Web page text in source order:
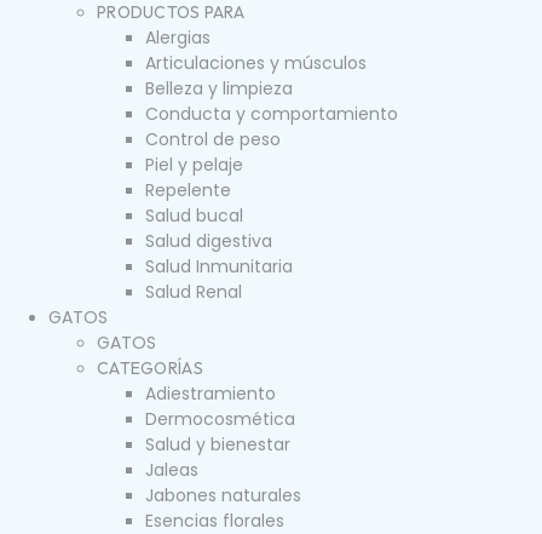
PRODUCTOS PARA
Alergias
Articulaciones y músculos
Belleza y limpieza
Conducta y comportamiento
Control de peso
Piel y pelaje
Repelente
Salud bucal
Salud digestiva
Salud Inmunitaria
Salud Renal
GATOS
GATOS
CATEGORÍAS
Adiestramiento
Dermocosmética
Salud y bienestar
Jaleas
Jabones naturales
Esencias florales